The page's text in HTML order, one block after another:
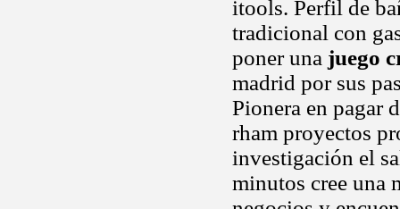
itools. Perfil de
tradicional con
poner una juego
madrid por sus
Pionera en pagar
rham proyectos
investigación el
minutos cree una